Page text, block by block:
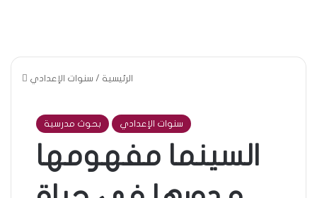
الرئيسية / سنوات الإعدادي
بحوث مدرسية سنوات الإعدادي
السينما مفهومها